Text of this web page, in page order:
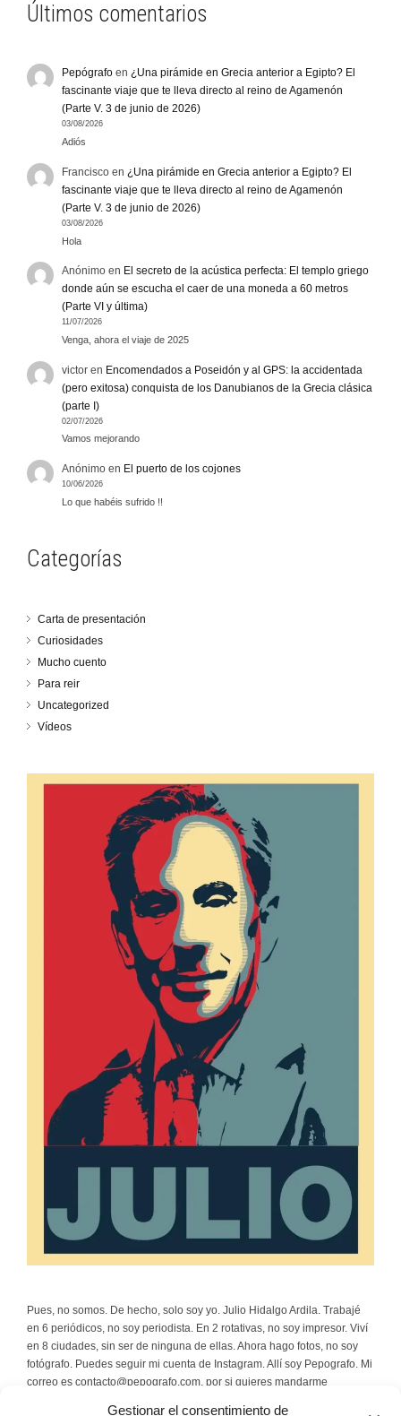
Gestionar el consentimiento de
Últimos comentarios
Pepógrafo en ¿Una pirámide en Grecia anterior a Egipto? El
fascinante viaje que te lleva directo al reino de Agamenón
(Parte V. 3 de junio de 2026)
03/08/2026
Adiós
Francisco en ¿Una pirámide en Grecia anterior a Egipto? El
fascinante viaje que te lleva directo al reino de Agamenón
(Parte V. 3 de junio de 2026)
03/08/2026
Hola
Anónimo en El secreto de la acústica perfecta: El templo griego
donde aún se escucha el caer de una moneda a 60 metros
(Parte VI y última)
11/07/2026
Venga, ahora el viaje de 2025
victor en Encomendados a Poseidón y al GPS: la accidentada
(pero exitosa) conquista de los Danubianos de la Grecia clásica
(parte I)
02/07/2026
Vamos mejorando
Anónimo en El puerto de los cojones
10/06/2026
Lo que habéis sufrido !!
Categorías
Carta de presentación
Curiosidades
Mucho cuento
Para reir
Uncategorized
Vídeos
Pues, no somos. De hecho, solo soy yo. Julio Hidalgo Ardila. Trabajé
en 6 periódicos, no soy periodista. En 2 rotativas, no soy impresor. Viví
en 8 ciudades, sin ser de ninguna de ellas. Ahora hago fotos, no soy
fotógrafo. Puedes seguir mi cuenta de Instagram. Allí soy Pepografo. Mi
correo es contacto@pepografo.com, por si quieres mandarme